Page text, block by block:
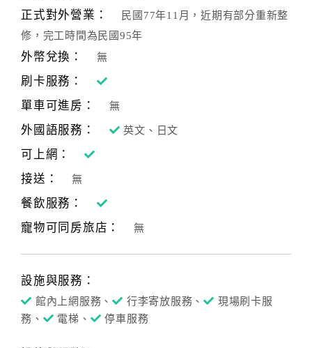
訂
管
理
會
員
戶
客
服
絡
單
Line
正式對外營業：
民國77年11月，近期有部分重新整
修，完工時間為民國95年
外幣兌換： 無
刷卡服務：
單車可進房：
無
外國語服務： 英文、日文
可上網：
接送：
無
餐飲服務：
寵物可同房旅店：
無
設施與服務：
館內上網服務、 行李寄放服務、
現場刷卡服
務、
電梯、 停車服務